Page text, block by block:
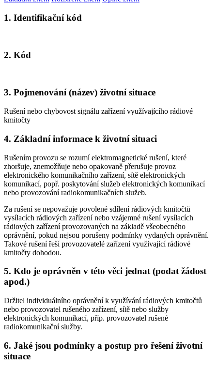
1. Identifikační kód
2. Kód
3. Pojmenování (název) životní situace
Rušení nebo chybovost signálu zařízení využívajícího rádiové
kmitočty
4. Základní informace k životní situaci
Rušením provozu se rozumí elektromagnetické rušení, které
zhoršuje, znemožňuje nebo opakovaně přerušuje provoz
elektronického komunikačního zařízení, sítě elektronických
komunikací, popř. poskytování služeb elektronických komunikací
nebo provozování radiokomunikačních služeb.
Za rušení se nepovažuje povolené sdílení rádiových kmitočtů
vysílacích rádiových zařízení nebo vzájemné rušení vysílacích
rádiových zařízení provozovaných na základě všeobecného
oprávnění, pokud nejsou porušeny podmínky vydaných oprávnění.
Takové rušení řeší provozovatelé zařízení využívající rádiové
kmitočty dohodou.
5. Kdo je oprávněn v této věci jednat (podat žádost
apod.)
Držitel individuálního oprávnění k využívání rádiových kmitočtů
nebo provozovatel rušeného zařízení, sítě nebo služby
elektronických komunikací, příp. provozovatel rušené
radiokomunikační služby.
6. Jaké jsou podmínky a postup pro řešení životní
situace